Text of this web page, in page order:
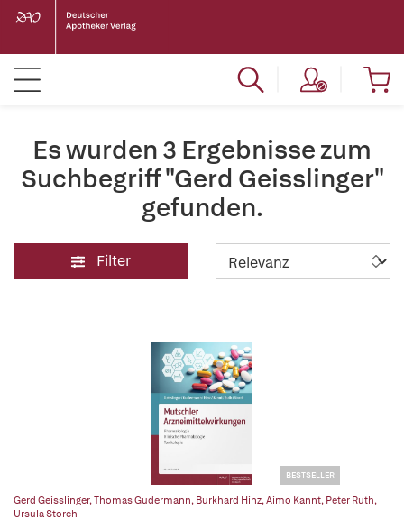
Es wurden 3 Ergebnisse zum
Suchbegriff "Gerd Geisslinger"
gefunden.
Filter
BESTSELLER
Gerd Geisslinger,Thomas Gudermann, Burkhard Hinz,Aimo Kannt, Peter Ruth,
Ursula Storch